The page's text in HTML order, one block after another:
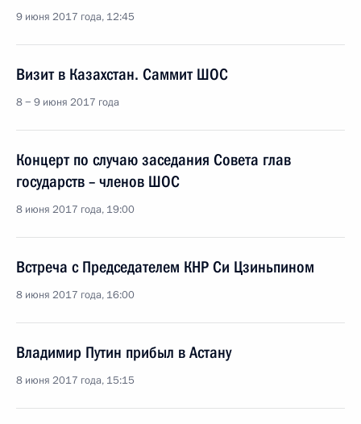
9 июня 2017 года, 12:45
Визит в Казахстан. Саммит ШОС
8 − 9 июня 2017 года
Концерт по случаю заседания Совета глав
государств – членов ШОС
8 июня 2017 года, 19:00
Встреча с Председателем КНР Си Цзиньпином
8 июня 2017 года, 16:00
Владимир Путин прибыл в Астану
8 июня 2017 года, 15:15